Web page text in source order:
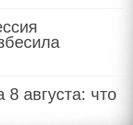
августа: что